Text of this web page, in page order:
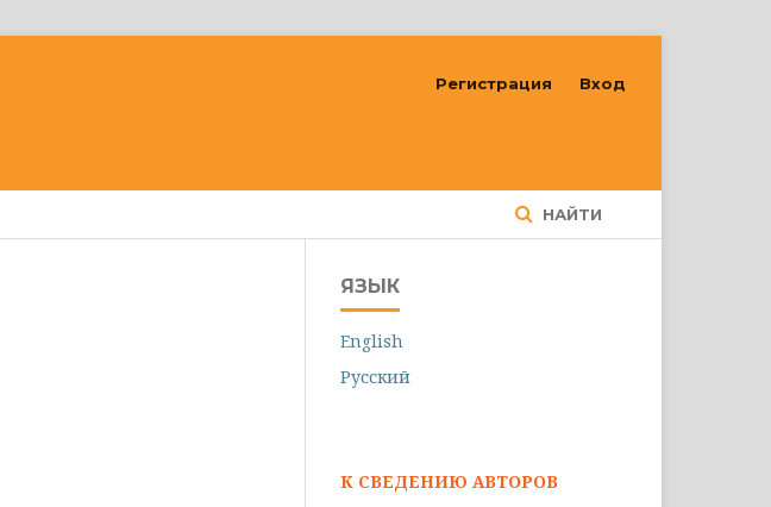
НАЙТИ
Регистрация Вход
ЯЗЫК
English
Русский
К СВЕДЕНИЮ АВТОРОВ